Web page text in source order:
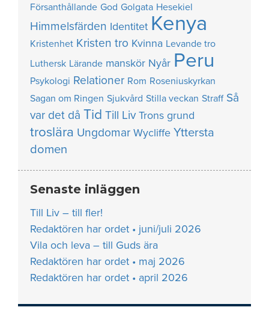
Försanthållande God Golgata Hesekiel
Himmelsfärden Identitet Kenya
Kristenhet Kristen tro Kvinna Levande tro
Luthersk Lärande manskör Nyår Peru
Psykologi Relationer Rom Roseniuskyrkan
Sagan om Ringen Sjukvård Stilla veckan Straff Så
var det då Tid Till Liv Trons grund
troslära Ungdomar Wycliffe Yttersta
domen
Senaste inläggen
Till Liv – till fler!
Redaktören har ordet • juni/juli 2026
Vila och leva – till Guds ära
Redaktören har ordet • maj 2026
Redaktören har ordet • april 2026